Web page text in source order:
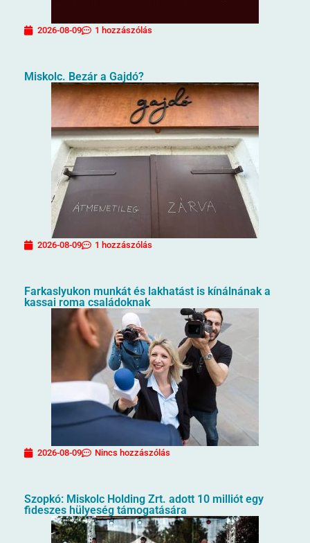
2026-08-09 1 hozzászólás
Miskolc. Bezár a Gajdó?
2026-08-09 1 hozzászólás
Farkaslyukon munkát és lakhatást is kínálnának a
kassai roma családoknak
2026-08-09 Nincs hozzászólás
Szopkó: Miskolc Holding Zrt. adott 10 milliót egy
fideszes hülyeség támogatására